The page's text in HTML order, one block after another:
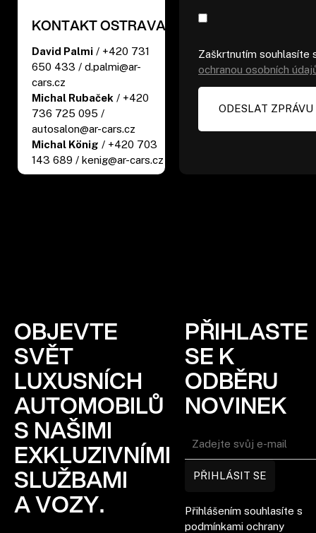
KONTAKT OSTRAVA:
David Palmi / +420 731
650 433 / d.palmi@ar-
cars.cz
Michal Rubaček / +420
736 725 095 /
autosalon@ar-cars.cz
Michal König / +420 703
143 689 / kenig@ar-cars.cz
Zaškrtnutím souhlasíte
ochranou osobních
OBJEVTE
SVĚT
LUXUSNÍCH
AUTOMOBILŮ
S NAŠIMI
EXKLUZIVNÍMI
SLUŽBAMI
A VOZY.
PŘIHLASTE
SE K
ODBĚRU
NOVINEK
PŘIHLÁSIT SE
Přihlášením souhlasíte s
podmínkami ochrany